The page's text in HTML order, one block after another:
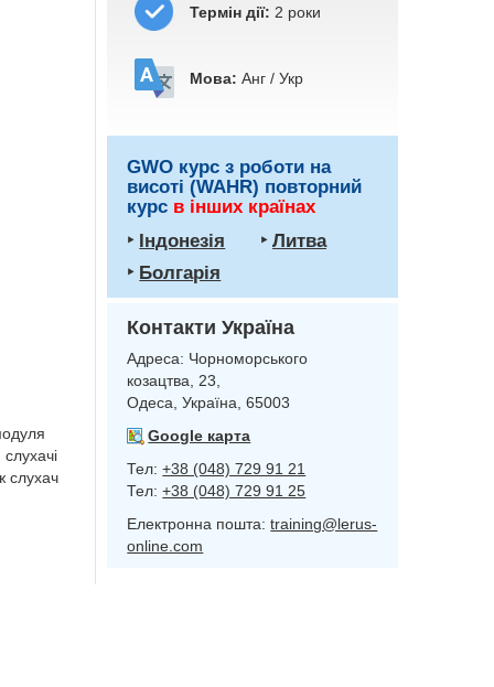
Термін дії: 2 роки
Мова: Анг / Укр
GWO курс з роботи на
висоті (WAHR) повторний
курс в інших країнах
‣ Індонезія
‣ Болгарія
‣Литва
Контакти Україна
Адреса: Чорноморського
козацтва, 23,
Одеса, Україна, 65003
Google карта
Тел:+38 (048) 729 91 21
Тел:+38 (048) 729 91 25
Електронна пошта:training@lerus-
online.com
слухач